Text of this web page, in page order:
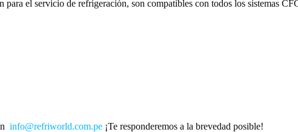
para el servicio de refrigeración, son compatibles con todos los sistemas
info@refriworld.com.pe ¡Te responderemos a la brevedad posible!